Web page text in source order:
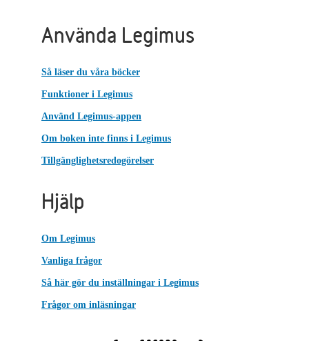
Använda Legimus
Så läser du våra böcker
Funktioner i Legimus
Använd Legimus-appen
Om boken inte finns i Legimus
Tillgänglighetsredogörelser
Hjälp
Om Legimus
Vanliga frågor
Så här gör du inställningar i Legimus
Frågor om inläsningar